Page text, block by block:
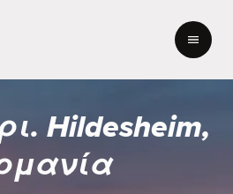
Hildesheim,